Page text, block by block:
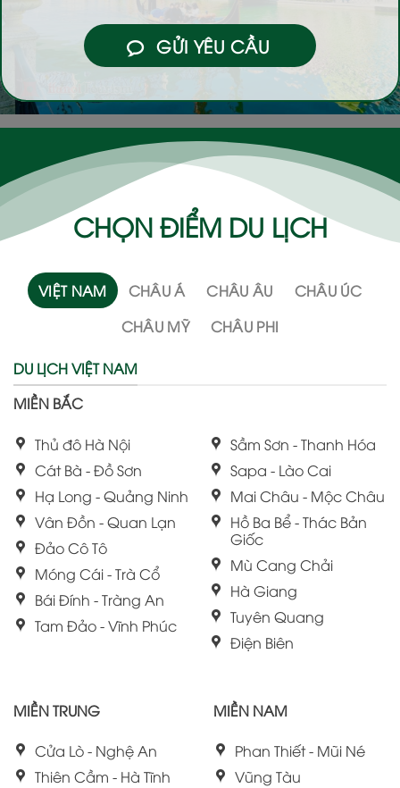
GỬI YÊU CẦU
CHỌN ĐIỂM DU LỊCH
VIỆT NAM CHÂU Á CHÂU ÂU
CHÂU ÚC
CHÂU MỸ
CHÂU PHI
DU LỊCH VIỆT NAM
MIỀN BẮC
Thủ đô Hà Nội
Cát Bà - Đồ Sơn
Hạ Long - Quảng Ninh
Vân Đồn - Quan Lạn
Đảo Cô Tô
Móng Cái - Trà Cổ
Bái Đính - Tràng An
Tam Đảo - Vĩnh Phúc
Sầm Sơn - Thanh Hóa
Sapa - Lào Cai
Mai Châu - Mộc Châu
Hồ Ba Bể - Thác Bản
Giốc
Mù Cang Chải
Hà Giang
Tuyên Quang
Điện Biên
MIỀN TRUNG
Cửa Lò - Nghệ An
Thiên Cầm - Hà Tĩnh
MIỀN NAM
Phan Thiết - Mũi Né
Vũng Tàu